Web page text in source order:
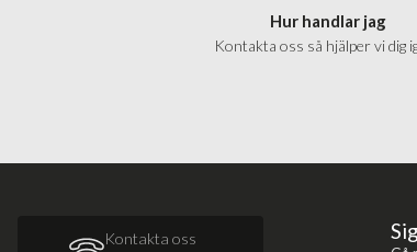
Hur handlar jag
Kontakta oss så hjälper vi dig
Kontakta oss